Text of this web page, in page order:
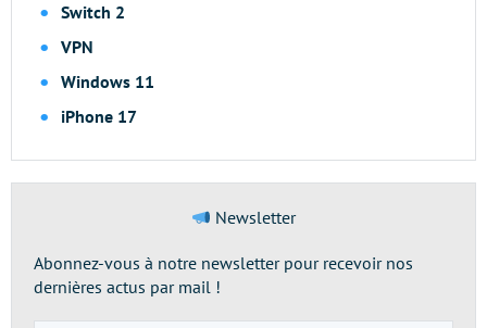
Switch 2
VPN
Windows 11
iPhone 17
Newsletter
Abonnez-vous à notre newsletter pour recevoir nos
dernières actus par mail !